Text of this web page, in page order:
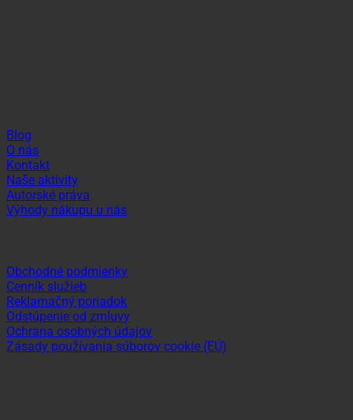
Blog
O nás
Kontakt
Naše aktivity
Autorské práva
Výhody nákupu u nás
Obchodné podmienky
Cenník služieb
Reklamačný poriadok
Odstúpenie od zmluvy
Ochrana osobných údajov
Zásady používania súborov cookie (EÚ)